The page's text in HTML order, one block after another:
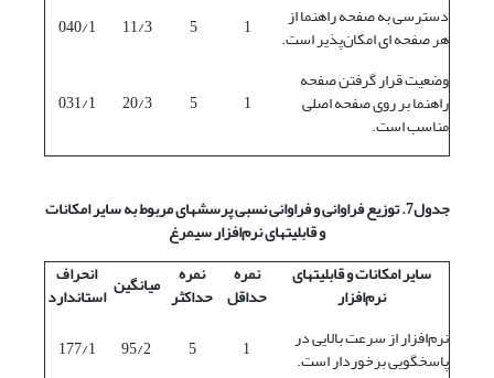
دسترسی به صفحه راهنما از
هر صفحه ای امکان‌پذیر است. 1
5
11/3
040/1
وضعیت قرار گرفتن صفحه
راهنما بر روی صفحه اصلی
مناسب است.
1
5
20/3
031/1
جدول7. توزیع فراوانی و فراوانی نسبی پرسشهای مربوط به سایر امکانات
و قابلیتهای نرم‌افزار سیمرغ
سایر امکانات و قابلیتهای
نرم‌افزار
نمره
حداقل
نمره
حداکثر میانگین انحراف
استاندارد
نرم‌افزار از سرعت بالایی در
پاسخگویی برخوردار است. 1
5
95/2
177/1